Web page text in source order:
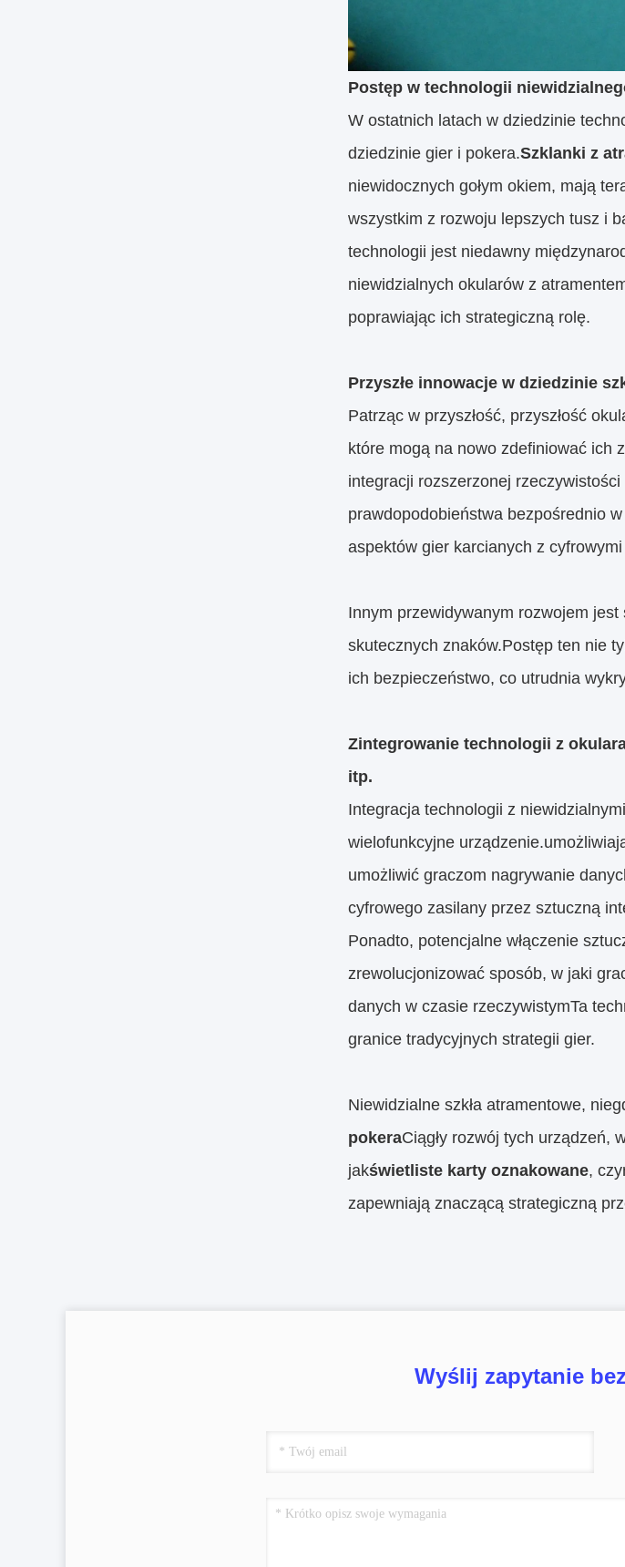
Postęp w technologii
W ostatnich latach w dziedzinie
dziedzinie gier i pokera.Szklanki z
niewidocznych gołym okiem, mają
wszystkim z rozwoju lepszych tusz i
technologii jest niedawny
niewidzialnych okularów z
poprawiając ich strategiczną rolę.
Przyszłe innowacje w dziedzinie
Patrząc w przyszłość, przyszłość
które mogą na nowo zdefiniować ich
integracji rozszerzonej
prawdopodobieństwa bezpośrednio
aspektów gier karcianych z
Innym przewidywanym rozwojem
skutecznych znaków.Postęp ten nie
ich bezpieczeństwo, co utrudnia
Zintegrowanie technologii z
itp.
Integracja technologii z
wielofunkcyjne
umożliwić graczom nagrywanie
cyfrowego zasilany przez sztuczną
Ponadto, potencjalne włączenie
zrewolucjonizować sposób, w jaki
danych w czasie rzeczywistymTa
granice tradycyjnych strategii gier.
Niewidzialne szkła atramentowe,
pokeraCiągły rozwój tych urządzeń,
jakświetliste karty oznakowane,
zapewniają znaczącą strategiczną
Wyślij zapytanie